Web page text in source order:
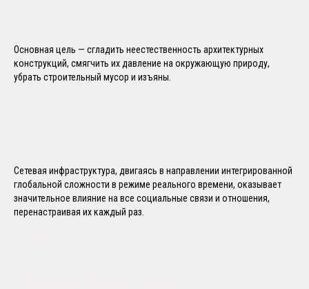
Основная цель — сгладить неестественность архитектурных
конструкций, смягчить их давление на окружающую природу,
убрать строительный мусор и изъяны.
Сетевая инфраструктура, двигаясь в направлении интегрированной
глобальной сложности в режиме реального времени, оказывает
значительное влияние на все социальные связи и отношения,
перенастраивая их каждый раз.